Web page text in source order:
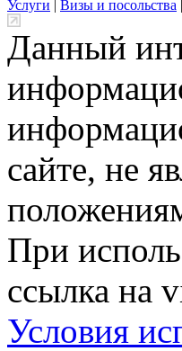
Услуги Визы и посольства
Данный
сайте, не
При
ссылка на
Условия